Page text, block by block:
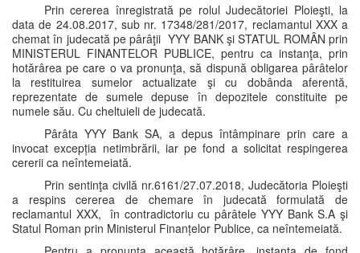
Prin cererea înregistrată pe rolul Judecătoriei Ploieşti, la
data de 24.08.2017, sub nr. 17348/281/2017, reclamantul XXX a
chemat în judecată pe pârâţii YYY BANK şi STATUL ROMÂN prin
MINISTERUL FINANTELOR PUBLICE, pentru ca instanţa, prin
hotărârea pe care o va pronunţa, să dispună obligarea pârâtelor
la restituirea sumelor actualizate şi cu dobânda aferentă,
reprezentate de sumele depuse în depozitele constituite pe
numele său. Cu cheltuieli de judecată.
Pârâta YYY Bank SA, a depus întâmpinare prin care a
invocat excepția netimbrării, iar pe fond a solicitat respingerea
cererii ca neîntemeiată.
Prin sentinţa civilă nr.6161/27.07.2018, Judecătoria Ploieşti
a respins cererea de chemare în judecată formulată de
reclamantul XXX, în contradictoriu cu pârâtele YYY Bank S.A şi
Statul Roman prin Ministerul Finanțelor Publice, ca neîntemeiată.